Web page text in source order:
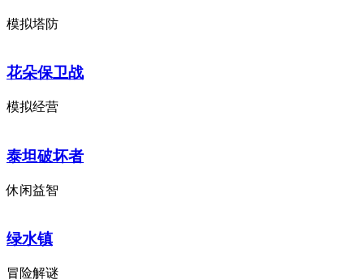
模拟塔防
花朵保卫战
模拟经营
泰坦破坏者
休闲益智
绿水镇
冒险解谜